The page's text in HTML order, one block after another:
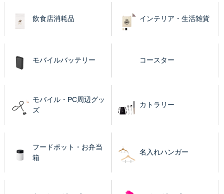
飲食店消耗品 インテリア・生活雑貨
モバイルバッテリー コースター
モバイル・PC周辺グッ
ズ
カトラリー
フードポット・お弁当
箱
名入れハンガー